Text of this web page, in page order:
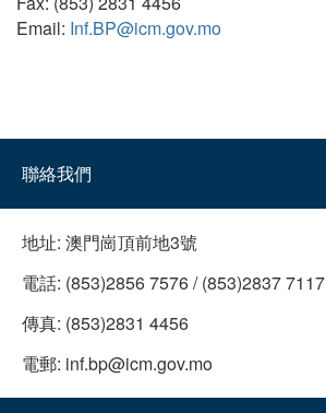
Email: Inf.BP@icm.gov.mo
聯絡我們
地址: 澳門崗頂前地3號
電話: (853)2856 7576 / (853)2837 7117
傳真: (853)2831 4456
電郵: inf.bp@icm.gov.mo